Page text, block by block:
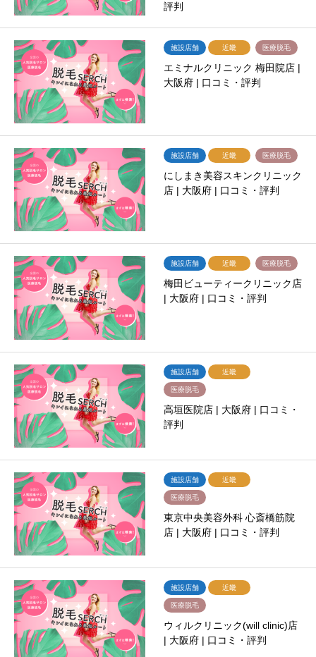
評判
施設店舗 近畿 医療脱毛
エミナルクリニック 梅田院店 |
大阪府 | 口コミ・評判
施設店舗 近畿 医療脱毛
にしまき美容スキンクリニック
店 | 大阪府 | 口コミ・評判
施設店舗 近畿 医療脱毛
梅田ビューティークリニック店
| 大阪府 | 口コミ・評判
施設店舗 近畿
医療脱毛
高垣医院店 | 大阪府 | 口コミ・
評判
施設店舗 近畿
医療脱毛
東京中央美容外科 心斎橋筋院
店 | 大阪府 | 口コミ・評判
施設店舗 近畿
医療脱毛
ウィルクリニック(will clinic)店
| 大阪府 | 口コミ・評判